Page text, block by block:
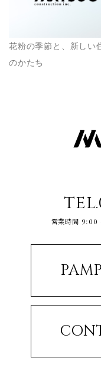
花粉の季節と、新しい
のかたち
営業時間 9:00